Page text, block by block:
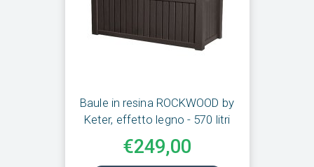
Baule in resina ROCKWOOD by
Keter, effetto legno - 570 litri
€249,00